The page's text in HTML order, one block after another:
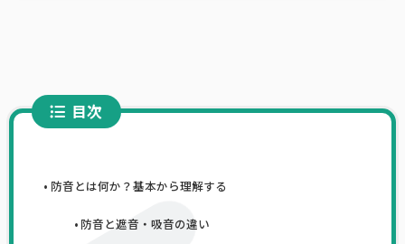
目次
防音とは何か？基本から理解する
防音と遮音・吸音の違い